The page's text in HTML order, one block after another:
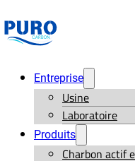
Entreprise
Usine
Laboratoire
Produits
Charbon actif